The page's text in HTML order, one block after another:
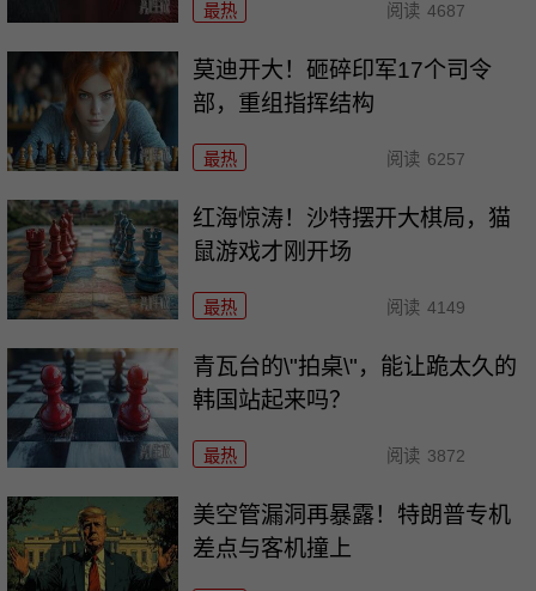
最热 阅读 4687
莫迪开大！砸碎印军17个司令
部，重组指挥结构
最热 阅读 6257
红海惊涛！沙特摆开大棋局，猫
鼠游戏才刚开场
最热 阅读 4149
青瓦台的\"拍桌\"，能让跪太久的
韩国站起来吗？
最热 阅读 3872
美空管漏洞再暴露！特朗普专机
差点与客机撞上